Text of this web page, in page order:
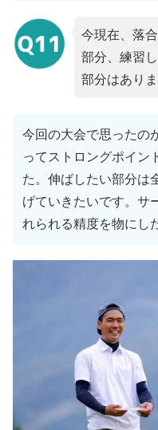
今現在、落
部分、練習
部分はあり
今回の大会で思ったの
ってストロングポイン
た。伸ばしたい部分は
げていきたいです。サ
れられる精度を物にし